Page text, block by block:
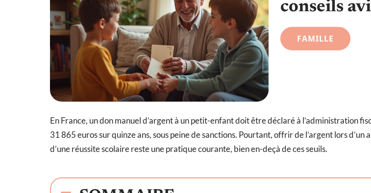
conseils
FAMILLE
En France, un don manuel d’argent à un petit-enfant doit être déclaré à l’administration
31 865 euros sur quinze ans, sous peine de sanctions. Pourtant, offrir de l’argent lors d’un
d’une réussite scolaire reste une pratique courante, bien en-deçà de ces seuils.